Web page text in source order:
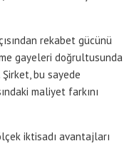
rekabet gücünü
gayeleri doğrultusunda
bu sayede
maliyet farkını
iktisadı avantajları